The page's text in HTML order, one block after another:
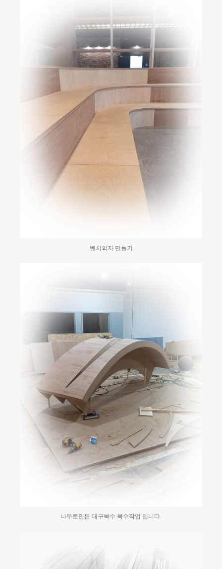
벤치의자 만들기
나무로만든 대구목수 목수작업 입니다.